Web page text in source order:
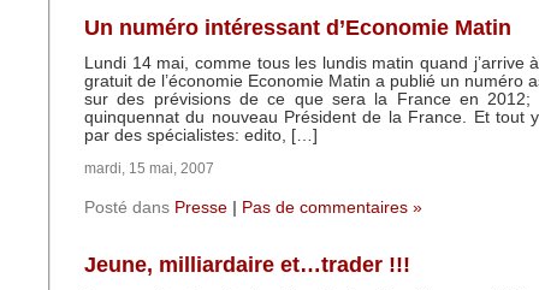
Un numéro intéressant d’Economie Matin
Lundi 14 mai, comme tous les lundis matin quand j’arrive
gratuit de l’économie Economie Matin a publié un numéro
sur des prévisions de ce que sera la France en
quinquennat du nouveau Président de la France. Et tout
par des spécialistes: edito, […]
mardi, 15 mai, 2007
Posté dans Presse Pas de commentaires »
Jeune, milliardaire et…trader !!!